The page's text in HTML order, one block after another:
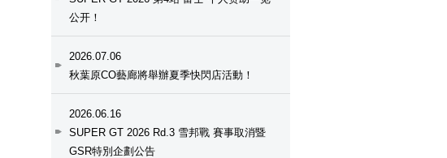
公开！
2026.07.06
秋葉原CO藝廊將舉辦夏季快閃店活動！
2026.06.16
SUPER GT 2026 Rd.3 雪邦戰 賽事取消暨
GSR特別企劃公告